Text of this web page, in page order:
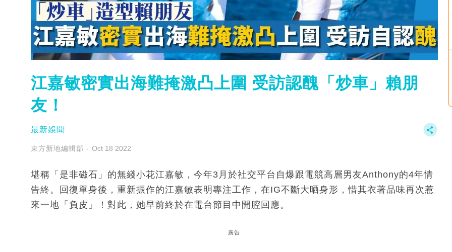
江嘉敏密實出海難掩激凸上圍 受訪認醜「炒車」賴朋
友！
最新娛聞
東方新地編輯部 Oct 18 2022
堪稱「是非磁石」的無綫小花江嘉敏，今年3月於社交平台自爆跟電競高層男友Anthony的4年情
告終。回復單身後，重新振作的江嘉敏表明專注工作，在IG不斷大晒身形，惜其衣著品味再次惹
來一地「負皮」！對此，她早前終於在電台節目中開腔回應。
廣告